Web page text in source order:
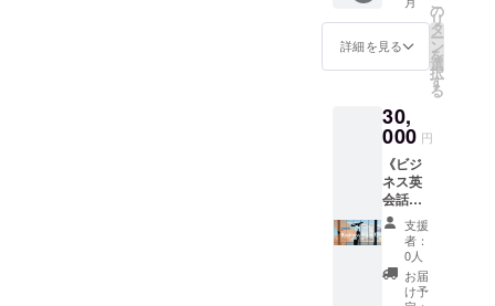
とが可
能で
す！体
（予約
状況に
より別
日にな
る可能
性あ
り）に
１回目
のコー
チング
を行
を６ヵ
月で達
成でき
るよう
に開発
カリ
キュラ
ムと
コーチ
ングや
自宅学
習課題
で目標
点数取
得を目
指す
詳細を見る
の
リ
タ
ー
ン
を
選
択
す
る
30,
000 円
《ビジ
ネス英
会話グ
ループ
レッス
ン（60
分）月
２回・
支援
者：
0人
お届
け予